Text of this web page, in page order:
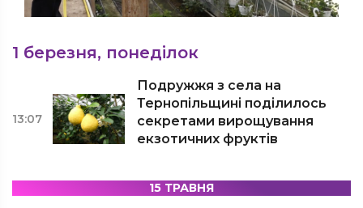
1 березня, понеділок
13:07
Подружжя з села на
Тернопільщині поділилось
секретами вирощування
екзотичних фруктів
15 ТРАВНЯ